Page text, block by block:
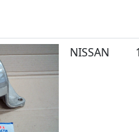
NISSAN